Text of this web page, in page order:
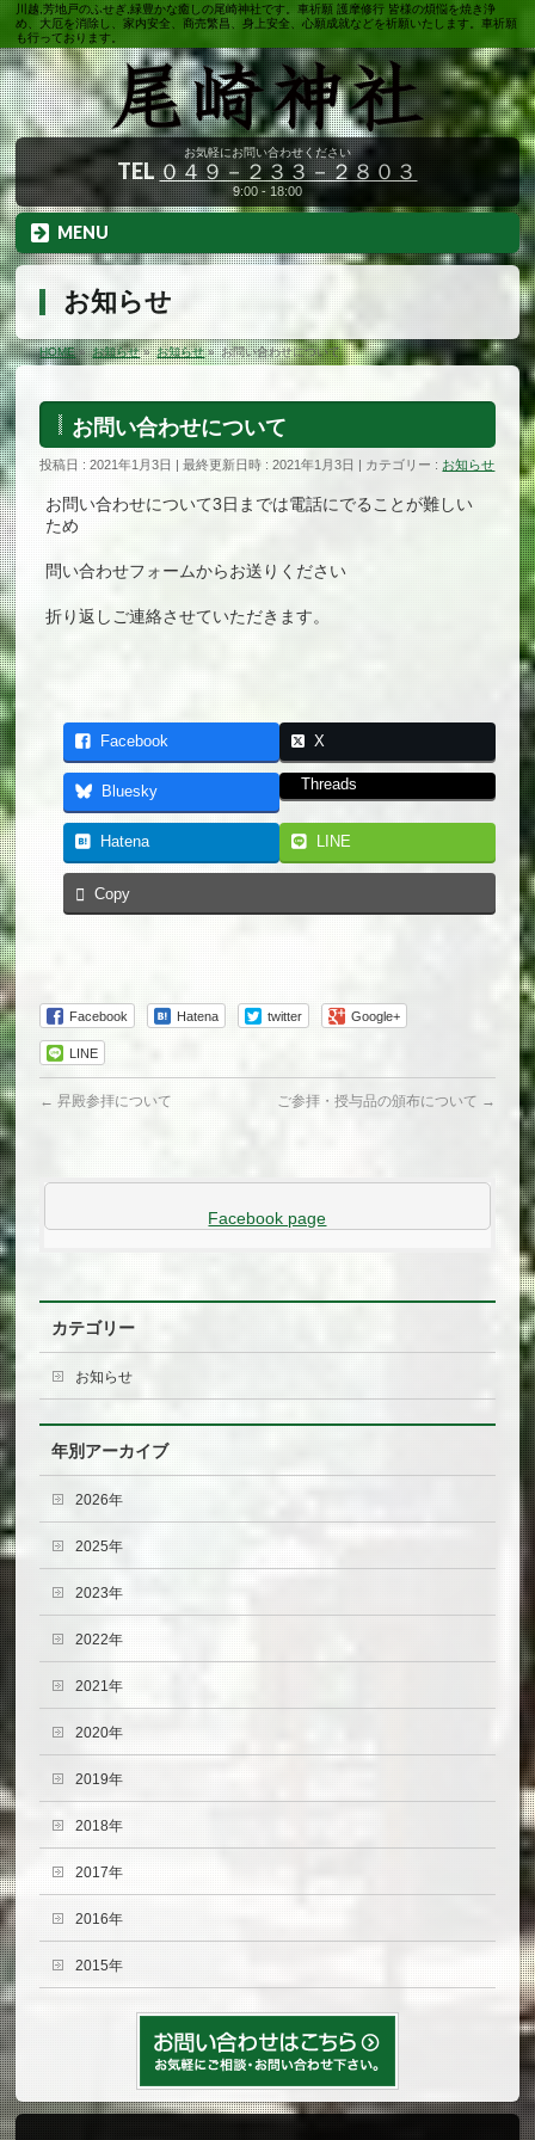
川越,芳地戸のふせぎ,緑豊かな癒しの尾崎神社です。車祈願 護摩修行 皆様の煩悩を焼き浄
め、大厄を消除し、家内安全、商売繁昌、身上安全、心願成就などを祈願いたします。車祈願
も行っております。
お気軽にお問い合わせください
TEL０４９－２３３－２８０３
9:00 - 18:00
MENU
お知らせ
HOME» お知らせ» お知らせ» お問い合わせについて
お問い合わせについて
投稿日 : 2021年1月3日 最終更新日時 : 2021年1月3日 カテゴリー : お知らせ
お問い合わせについて3日までは電話にでることが難しい
ため
問い合わせフォームからお送りください
折り返しご連絡させていただきます。
Facebook X
Bluesky Threads
Hatena LINE
Copy
Facebook Hatena twitter Google+
LINE
← 昇殿参拝について ご参拝・授与品の頒布について →
Facebook page
カテゴリー
お知らせ
年別アーカイブ
2026年
2025年
2023年
2022年
2021年
2020年
2019年
2018年
2017年
2016年
2015年